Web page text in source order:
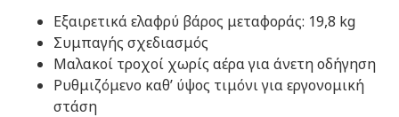
Εξαιρετικά ελαφρύ βάρος μεταφοράς: 19,8 kg
Συμπαγής σχεδιασμός
Μαλακοί τροχοί χωρίς αέρα για άνετη οδήγηση
Ρυθμιζόμενο καθ’ ύψος τιμόνι για εργονομική
στάση